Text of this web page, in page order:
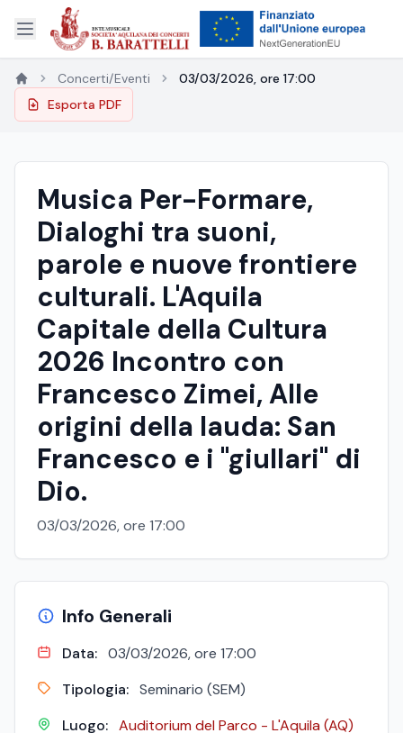
Concerti/Eventi
03/03/2026, ore 17:00
Esporta PDF
Musica Per-Formare,
Dialoghi tra suoni,
parole e nuove frontiere
culturali. L'Aquila
Capitale della Cultura
2026 Incontro con
Francesco Zimei, Alle
origini della lauda: San
Francesco e i "giullari" di
Dio.
03/03/2026, ore 17:00
Info Generali
Data: 03/03/2026, ore 17:00
Tipologia: Seminario (SEM)
Luogo: Auditorium del Parco - L'Aquila (AQ)